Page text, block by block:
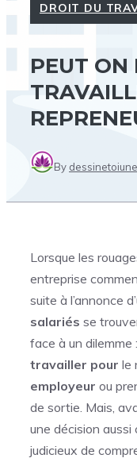
DROIT DU
PEUT ON
By
Lorsque les
entreprise
suite à l’annonce
salariés se
face à un dilemme
travailler pour le
employeur ou
de sortie. Mais,
une décision aussi
judicieux de